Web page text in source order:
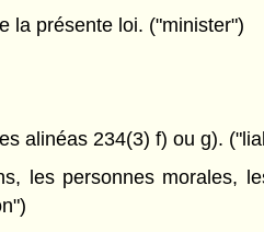
la présente loi. ("minister")
alinéas 234(3) f) ou g).
les personnes morales,